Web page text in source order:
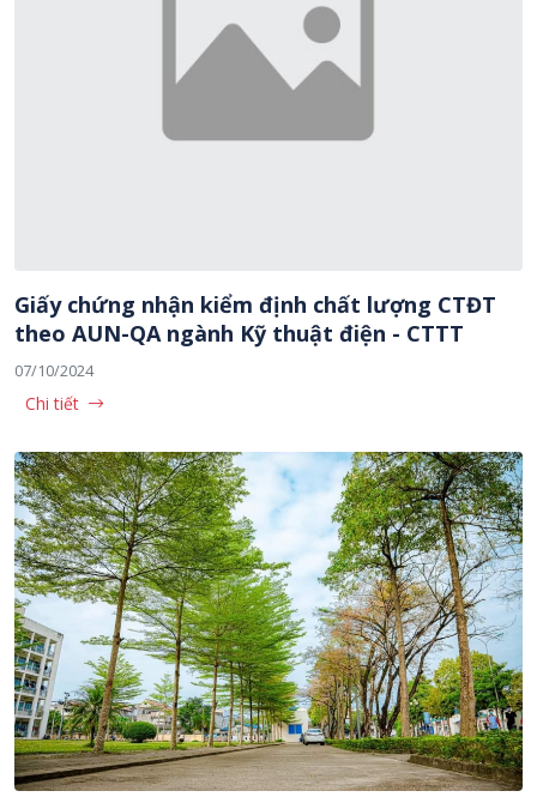
Giấy chứng nhận kiểm định chất lượng CTĐT
theo AUN-QA ngành Kỹ thuật điện - CTTT
07/10/2024
Chi tiết